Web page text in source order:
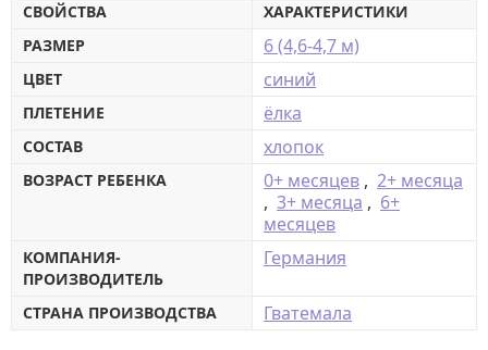
СВОЙСТВА
ХАРАКТЕРИСТИКИ
РАЗМЕР
6 (4,6-4,7 м)
ЦВЕТ синий
ПЛЕТЕНИЕ ёлка
СОСТАВ хлопок
ВОЗРАСТ РЕБЕНКА 0+ месяцев , 2+ месяца
, 3+ месяца , 6+
месяцев
КОМПАНИЯ-
ПРОИЗВОДИТЕЛЬ
Германия
СТРАНА ПРОИЗВОДСТВА Гватемала